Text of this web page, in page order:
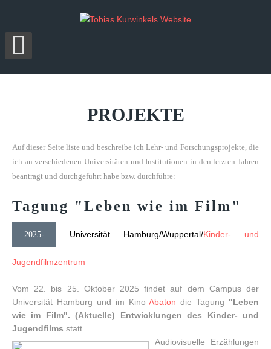
PROJEKTE
Auf dieser Seite liste und beschreibe ich Lehr- und Forschungsprojekte, die
ich an verschiedenen Universitäten und Institutionen in den letzten Jahren
beantragt und durchgeführt habe bzw. durchführe:
Tagung "Leben wie im Film"
2025- Universität Hamburg/Wuppertal/Kinder- und
Jugendfilmzentrum
Vom 22. bis 25. Oktober 2025 findet auf dem Campus der
Universität Hamburg und im KinoAbaton die Tagung "Leben
wie im Film". (Aktuelle) Entwicklungen des Kinder- und
Jugendfilms statt.
Audiovisuelle Erzählungen